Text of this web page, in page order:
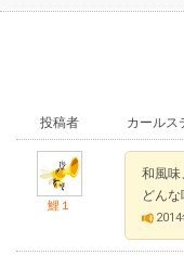
投稿者 カールス
鯉１
和風味
どん